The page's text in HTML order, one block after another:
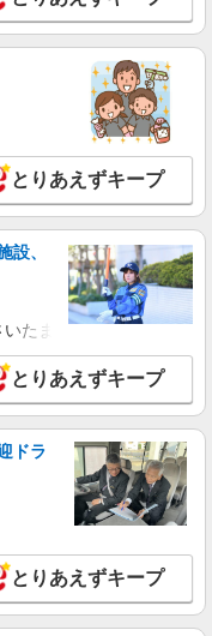
向け高級マンション職
＜日払い有/週払い有/交
む)＞
小牧駅
詳細を見る
生活ケア▼清掃やフロ
＜日払い有/週払い有/交
む)＞
小牧駅
詳細を見る
≫小牧市◇負担少なめ
とりあえずキープ
設、
たま市岩槻区・久喜市・
とりあえずキープ
ドラ
とりあえずキープ